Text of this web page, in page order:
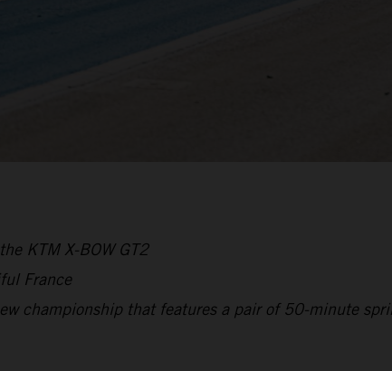
KTM X-BOW GT2
France
championship that features a pair of 50-minute